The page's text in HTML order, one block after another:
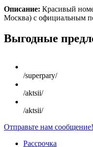
Описание: Красивый
Москва) с официальным
Scroll
Up
Выгодные
/superpary/
/aktsii/
/aktsii/
Отправьте нам сообщение!
Рассрочка